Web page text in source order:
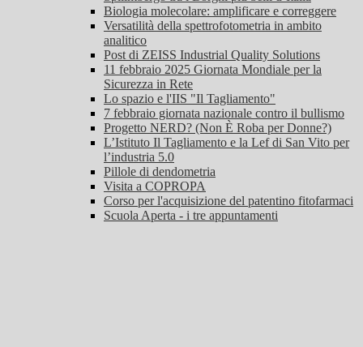
Biologia molecolare: amplificare e correggere
Versatilità della spettrofotometria in ambito
analitico
Post di ZEISS Industrial Quality Solutions
11 febbraio 2025 Giornata Mondiale per la
Sicurezza in Rete
Lo spazio e l'IIS "Il Tagliamento"
7 febbraio giornata nazionale contro il bullismo
Progetto NERD? (Non È Roba per Donne?)
L’Istituto Il Tagliamento e la Lef di San Vito per
l’industria 5.0
Pillole di dendometria
Visita a COPROPA
Corso per l'acquisizione del patentino fitofarmaci
Scuola Aperta - i tre appuntamenti